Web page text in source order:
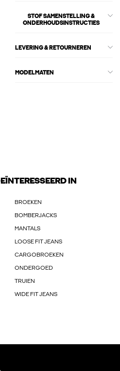
STOF SAMENSTELLING &
ONDERHOUDSINSTRUCTIES
LEVERING & RETOURNEREN
MODELMATEN
IN
BROEKEN
BOMBERJACKS
MANTALS
LOOSE FIT JEANS
CARGOBROEKEN
ONDERGOED
TRUIEN
WIDE FIT JEANS